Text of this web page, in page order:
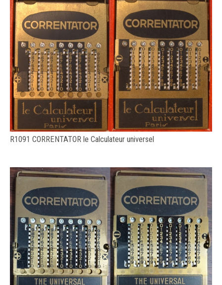
R1091 CORRENTATOR le Calculateur universel